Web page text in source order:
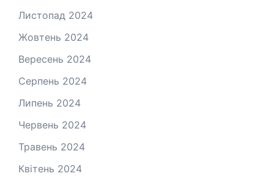
Листопад 2024
Жовтень 2024
Вересень 2024
Серпень 2024
Липень 2024
Червень 2024
Травень 2024
Квітень 2024